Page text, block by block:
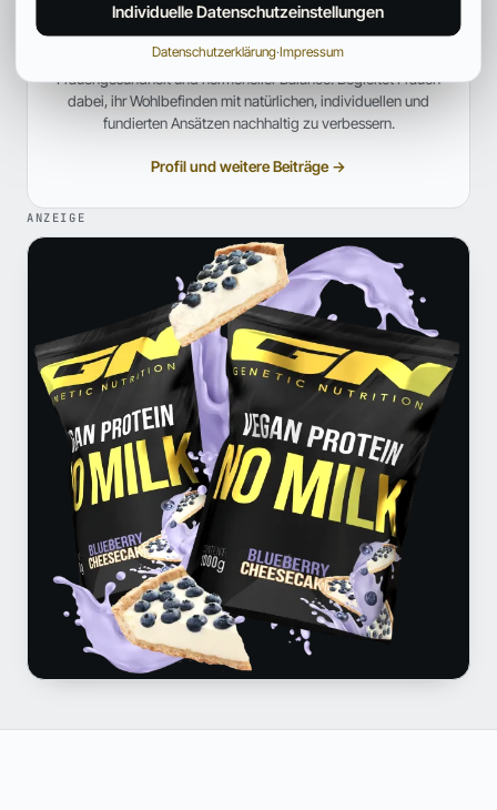
HEILPRAKTIKERIN FÜR FRAUENGESUNDHEIT
Heilpraktikerin mit Schwerpunkt auf ganzheitlicher
Frauengesundheit und hormoneller Balance. Begleitet Frauen
dabei, ihr Wohlbefinden mit natürlichen, individuellen und
fundierten Ansätzen nachhaltig zu verbessern.
Profil und weitere Beiträge →
ANZEIGE
Individuelle Datenschutzeinstellungen
Datenschutzerklärung·Impressum